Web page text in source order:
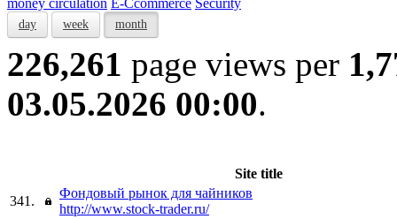
day week month
226,261 page views per
03.05.2026 00:00.
Site title
341.
Фондовый рынок для чайников
http://www.stock-trader.ru/